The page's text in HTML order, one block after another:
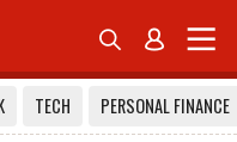
 
TECH
PERSONAL FINANCE